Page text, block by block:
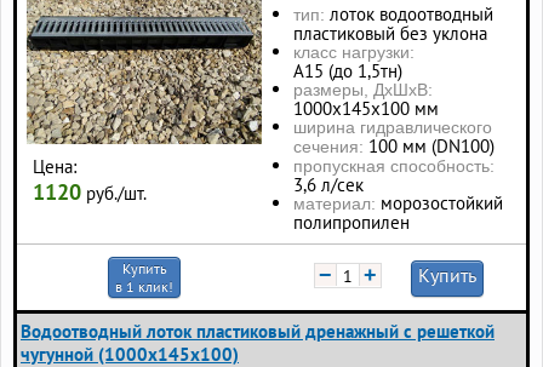
Цена:
1120 руб./шт.
тип: лоток водоотводный
пластиковый без уклона
класс нагрузки:
А15 (до 1,5тн)
размеры, ДхШхВ:
1000х145х100 мм
ширина гидравлического
сечения: 100 мм (DN100)
пропускная способность:
3,6 л/сек
материал: морозостойкий
полипропилен
Купить
в 1 клик!
− + Купить
Водоотводный лоток пластиковый дренажный с решеткой
чугунной (1000x145x100)